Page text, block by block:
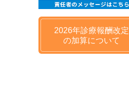
2026年診療報酬改定
の加算について